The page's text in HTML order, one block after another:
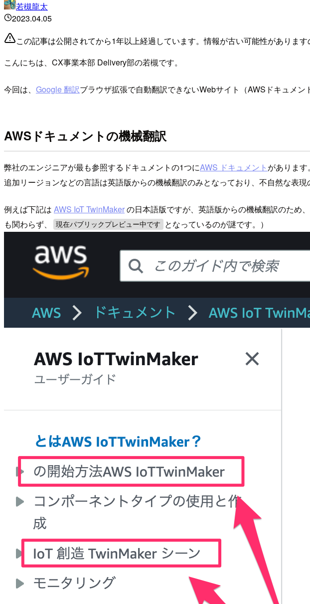
若槻龍太
2023.04.05
この記事は公開されてから1年以上経過しています。情報が古い可能性があります
こんにちは、CX事業本部 Delivery部の若槻です。
今回は、 Google 翻訳ブラウザ拡張で自動翻訳できないWebサイト（AWSドキュメン
AWSドキュメントの機械翻訳
弊社のエンジニアが最も参照するドキュメントの1つにAWS ドキュメント がありま
追加リージョンなどの言語は英語版からの機械翻訳のみとなっており、不自然な表現
例えば下記は AWS IoT TwinMakerの日本語版ですが、英語版からの機械翻訳のため
も関わらず、
現在パブリックプレビュー中です となっているのが謎です。）